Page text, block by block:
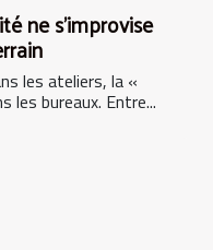
ne s’improvise
les ateliers, la «
les bureaux. Entre...